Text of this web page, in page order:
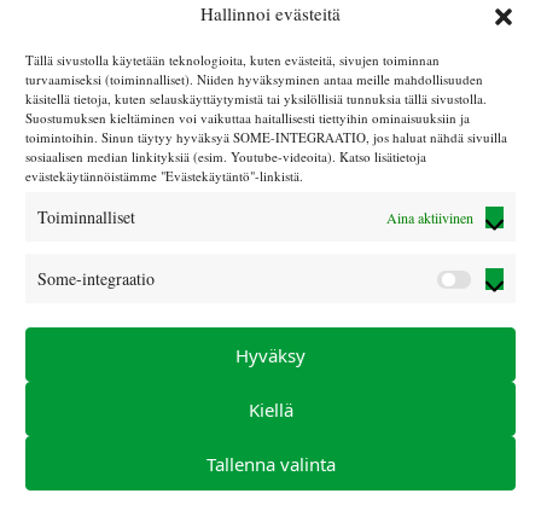
Hallinnoi evästeitä
Tällä sivustolla käytetään teknologioita, kuten evästeitä, sivujen toiminnan
turvaamiseksi (toiminnalliset). Niiden hyväksyminen antaa meille mahdollisuuden
käsitellä tietoja, kuten selauskäyttäytymistä tai yksilöllisiä tunnuksia tällä sivustolla.
Suostumuksen kieltäminen voi vaikuttaa haitallisesti tiettyihin ominaisuuksiin ja
toimintoihin. Sinun täytyy hyväksyä SOME-INTEGRAATIO, jos haluat nähdä sivuilla
sosiaalisen median linkityksiä (esim. Youtube-videoita). Katso lisätietoja
evästekäytännöistämme "Evästekäytäntö"-linkistä.
Toiminnalliset Aina aktiivinen
Some-integraatio
Some-
Hyväksy
Kiellä
Tallenna valinta
Pyhätunturi, lasketteluloma